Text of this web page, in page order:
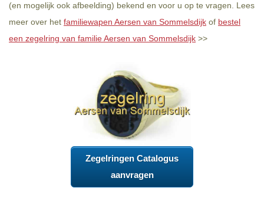
(en mogelijk ook afbeelding) bekend en voor u op te vragen. Lees
meer over het familiewapen Aersen van Sommelsdijk of bestel
een zegelring van familie Aersen van Sommelsdijk >>
Zegelringen Catalogus
aanvragen